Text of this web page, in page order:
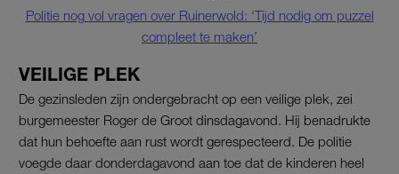
Politie nog vol vragen over Ruinerwold: ‘Tijd nodig om puzzel
compleet te maken’
VEILIGE PLEK
De gezinsleden zijn ondergebracht op een veilige plek, zei
burgemeester Roger de Groot dinsdagavond. Hij benadrukte
dat hun behoefte aan rust wordt gerespecteerd. De politie
voegde daar donderdagavond aan toe dat de kinderen heel